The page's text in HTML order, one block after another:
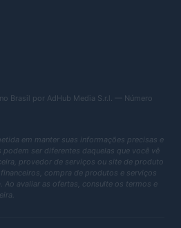
Brasil por AdHub Media S.r.l. — Número
em manter suas informações precisas e
ser diferentes daquelas que você vê
provedor de serviços ou site de produto
compra de produtos e serviços
Ao avaliar as ofertas, consulte os termos e